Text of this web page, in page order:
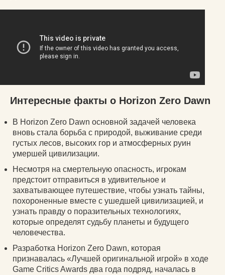
Интересные факты о Horizon Zero Dawn
В Horizon Zero Dawn основной задачей человека
вновь стала борьба с природой, выживание среди
густых лесов, высоких гор и атмосферных руин
умершей цивилизации.
Несмотря на смертельную опасность, игрокам
предстоит отправиться в удивительное и
захватывающее путешествие, чтобы узнать тайны,
похороненные вместе с ушедшей цивилизацией, и
узнать правду о поразительных технологиях,
которые определят судьбу планеты и будущего
человечества.
Разработка Horizon Zero Dawn, которая
признавалась «Лучшей оригинальной игрой» в ходе
Game Critics Awards два года подряд, началась в